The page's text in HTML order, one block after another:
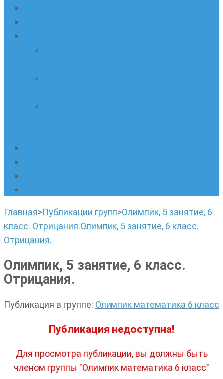
Главная>Публикации групп>Олимпик, 5 занятие, 6
класс. Отрицания.Олимпик, 5 занятие, 6 класс.
Отрицания.
Олимпик, 5 занятие, 6 класс.
Отрицания.
Публикация в группе: Олимпик математика 6 класс
Публикация недоступна!
Для просмотра публикации, вы должны быть
членом группы "Олимпик математика 6 класс"